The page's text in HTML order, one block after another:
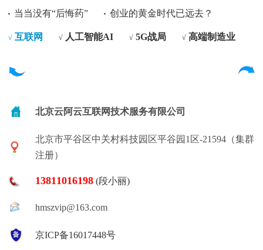
当当没有“后悔药”
创业的黄金时代已远去？
√ 互联网 √ 人工智能AI √ 5G战局 √ 高端制造业
北京云阿云互联网技术服务有限公司
北京市平谷区中关村科技园区平谷园1区-21594（集群
注册）
13811016198 (段小丽)
hmszvip@163.com
京ICP备16017448号